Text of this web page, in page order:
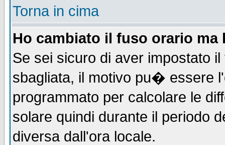
Torna in cima
Ho cambiato il fuso orario
Se sei sicuro di aver impostato
sbagliata, il motivo pu� essere
programmato per calcolare le
solare quindi durante il periodo
diversa dall'ora locale.